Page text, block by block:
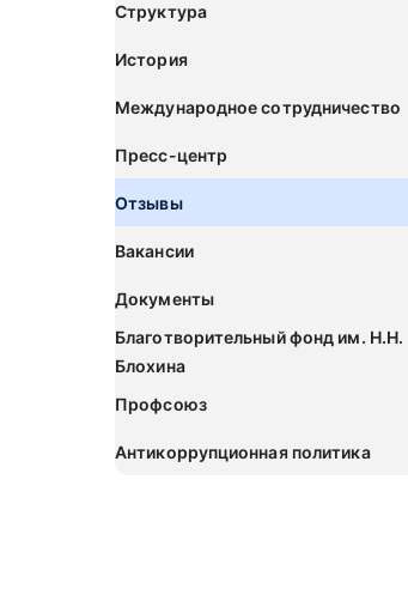
Структура
История
Международное сотрудничество
Пресс-центр
Отзывы
Вакансии
Документы
Благотворительный фонд им. Н.Н.
Блохина
Профсоюз
Антикоррупционная политика